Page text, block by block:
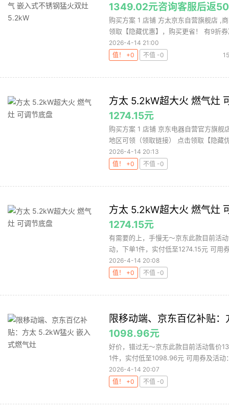
1349.02元咨询客服后返
购买方案 1 店铺 方太京东自营旗舰店 ,
领取【隐藏优惠】，购买更省！ 有9折
2026-4-14 21:00
值！ +0
不值 -0
方太 5.2kW超大火 燃气灶
1274.15元
购买方案 1 店铺 京东电器自营官方旗
地区可领（领取链接） 点击领取【隐藏
2026-4-14 20:13
值！ +0
不值 -0
方太 5.2kW超大火 燃气灶
1274.15元
有需要的上，手慢无～京东此款目前活
动，下单1件，实付低至1274.15元 可用
2026-4-14 20:08
值！ +0
不值 -0
限移动端、京东百亿补贴
1098.96元
好价，错过无～京东此款目前活动售价
1件，实付低至1098.96元 可用券及活动
2026-4-14 20:07
值！ +0
不值 -0